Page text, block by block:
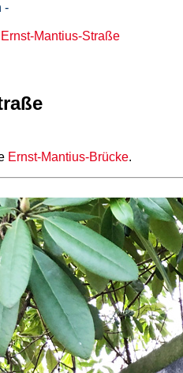
-
Mantius-Straße
Ernst-Mantius-Brücke.